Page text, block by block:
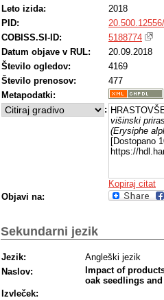
Leto izida:
2018
PID:
COBISS.SI-ID:
5188774
Datum objave v RUL:
20.09.2018
Število ogledov:
4169
Število prenosov:
477
Metapodatki:
:
višinski
(Erysiphe
[Dostopano
https://
Kopiraj citat
Objavi na:
Sekundarni jezik
Jezik:
Angleški jezik
Naslov:
Impact of
oak seedlings
Izvleček: